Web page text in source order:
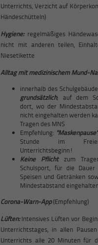
Unterrichts, Verzicht auf
Händeschütteln)
Hygiene: regelmäßiges
nicht mit anderen teilen,
Niesetikette
Alltag mit medizinischem Mund-
innerhalb des
grundsätzlich; auf dem
dort, wo der
nicht eingehalten werden
Tragen des MNS
Empfehlung: "Maskenpause"
Stunde im
Unterrichtsbeginn!
Keine Pflichtzum
Schulsport, für die
Speisen und Getränken
Mindestabstand
Corona-Warn-App(Empfehlung)
Lüften:Intensives Lüften vor
Unterrichtstages, in allen
Unterrichts alle 20 Minuten für